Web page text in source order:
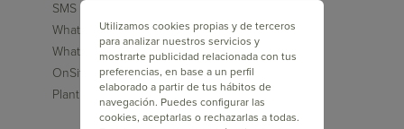
SMS
WhatsApp Chatbot
Whatsapp Marketing
OnSite
Plantillas
Utilizamos cookies propias y de terceros
para analizar nuestros servicios y
mostrarte publicidad relacionada con tus
preferencias, en base a un perfil
elaborado a partir de tus hábitos de
navegación. Puedes configurar las
cookies, aceptarlas o rechazarlas a todas.